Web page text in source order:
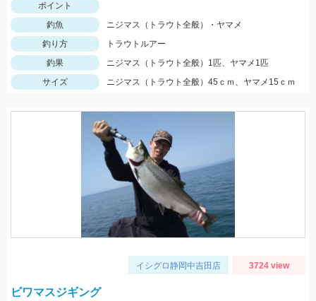
ポイント
釣魚
ニジマス（トラウト全般）・ヤマメ
釣り方
トラウトルアー
釣果
ニジマス（トラウト全般）1匹、ヤマメ1匹
サイズ
ニジマス（トラウト全般）45ｃｍ、ヤマメ15ｃｍ
イシグロ静岡中吉田店 3724 view
ビワマスジギング